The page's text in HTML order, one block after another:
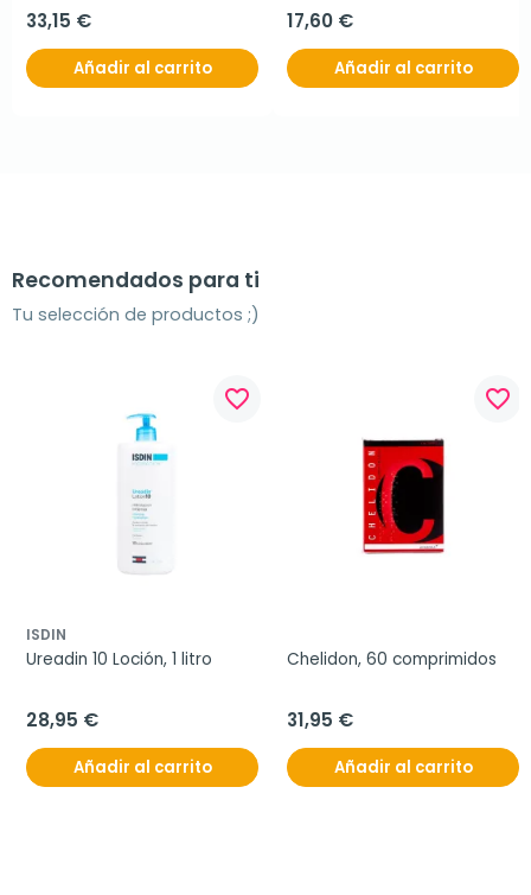
33,15 €
Añadir al carrito
17,60 €
Añadir al carrito
Recomendados para ti
Tu selección de productos ;)
favorite_border
ISDIN
Ureadin 10 Loción, 1 litro
28,95 €
Añadir al carrito
favorite_border
Chelidon, 60 comprimidos
31,95 €
Añadir al carrito